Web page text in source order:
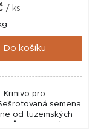
/ ks
Do košíku
Krmivo pro
semena
od tuzemských
Vyčištěná od